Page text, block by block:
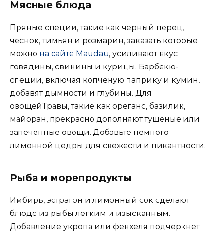
Мясные блюда
Пряные специи, такие как черный перец,
чеснок, тимьян и розмарин, заказать которые
можно на сайте Maudau, усиливают вкус
говядины, свинины и курицы. Барбекю-
специи, включая копченую паприку и кумин,
добавят дымности и глубины. Для
овощейТравы, такие как орегано, базилик,
майоран, прекрасно дополняют тушеные или
запеченные овощи. Добавьте немного
лимонной цедры для свежести и пикантности.
Рыба и морепродукты
Имбирь, эстрагон и лимонный сок сделают
блюдо из рыбы легким и изысканным.
Добавление укропа или фенхеля подчеркнет